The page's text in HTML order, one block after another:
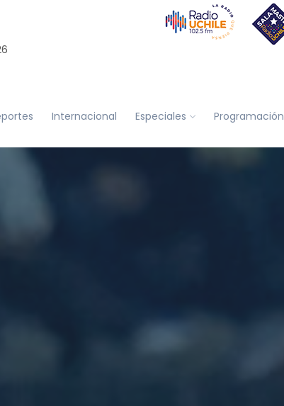
Internacional Especiales Programación